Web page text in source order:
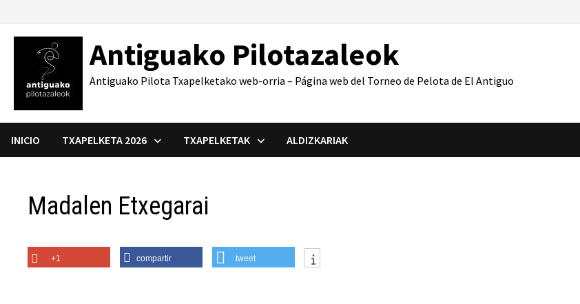
contenido
Antiguako Pilotazaleok
Antiguako Pilota Txapelketako web-orria – Página web del Torneo de Pelota de El Antiguo
INICIO TXAPELKETA 2026 TXAPELKETAK ALDIZKARIAK
Madalen Etxegarai
+1 compartir tweet